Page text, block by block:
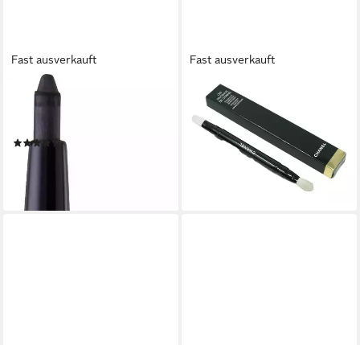
Fast ausverkauft
CHANEL
Kajal Stylo Yeux Waterproof,
(36)
ab 28,99 €
(96.633,33 €/ 1 kg)
lieferbar - in 1-2 Werktagen bei dir
Fast ausverkauft
CHANEL
Augenbrauen-Stift Chanel Les
Pinceaux Pinsel Retractable
Duel Tip Concealer Brush
(49.000,00 €/ 1 kg)
lieferbar - in 2-3 Werktagen bei dir